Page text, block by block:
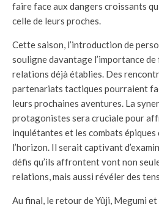
faire face aux dangers croissants
celle de leurs proches.
Cette saison, l’introduction de
souligne davantage l’importance
relations déjà établies. Des
partenariats tactiques pourraient
leurs prochaines aventures. La
protagonistes sera cruciale pour
inquiétantes et les combats
l’horizon. Il serait captivant
défis qu’ils affrontent vont non
relations, mais aussi révéler des
Au final, le retour de Yûji, Megumi